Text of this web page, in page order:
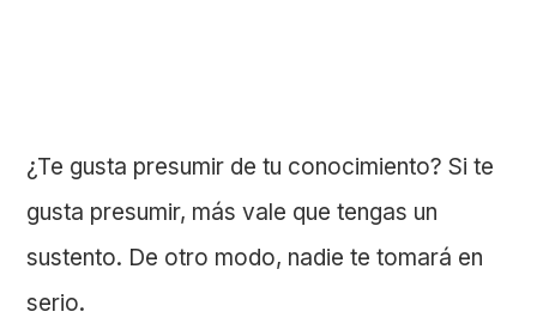
¿Te gusta presumir de tu conocimiento? Si te
gusta presumir, más vale que tengas un
sustento. De otro modo, nadie te tomará en
serio.